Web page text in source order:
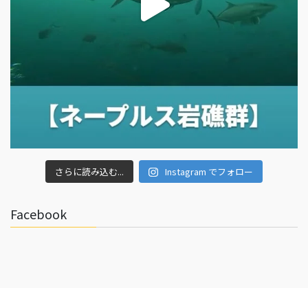
さらに読み込む... Instagram でフォロー
Facebook